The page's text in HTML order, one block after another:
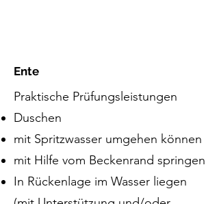
Ente
Praktische Prüfungsleistungen
Duschen
mit Spritzwasser umgehen können
mit Hilfe vom Beckenrand springen
In Rückenlage im Wasser liegen